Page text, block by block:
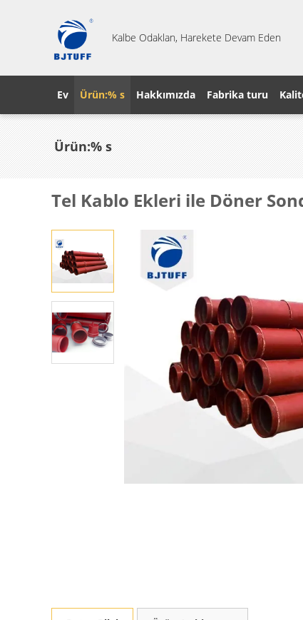
Kalbe Odaklan, Harekete Devam Eden
Ev Ürün:% s Hakkımızda Fabrika turu
Ürün:% s
Tel Kablo Ekleri ile Döner